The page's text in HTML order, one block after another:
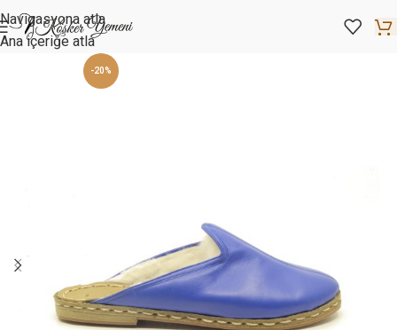
Navigasyona atla
Ana içeriğe atla
-20%